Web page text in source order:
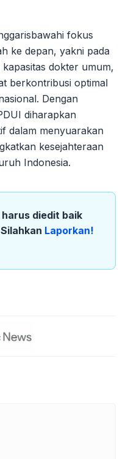
fokus
ke depan, yakni pada
dokter umum,
berkontribusi optimal
Dengan
diharapkan
dalam menyuarakan
kesejahteraan
Indonesia.
diedit baik
Laporkan!